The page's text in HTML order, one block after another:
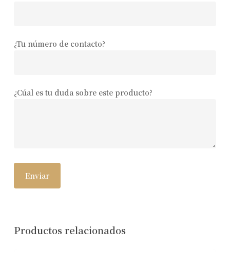
¿Tu número de contacto?
¿Cúal es tu duda sobre este producto?
Productos relacionados